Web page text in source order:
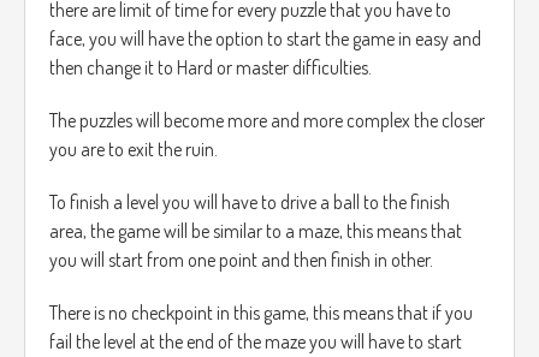
there are limit of time for every puzzle that you have to
face, you will have the option to start the game in easy and
then change it to Hard or master difficulties.
The puzzles will become more and more complex the closer
you are to exit the ruin.
To finish a level you will have to drive a ball to the finish
area, the game will be similar to a maze, this means that
you will start from one point and then finish in other.
There is no checkpoint in this game, this means that if you
fail the level at the end of the maze you will have to start